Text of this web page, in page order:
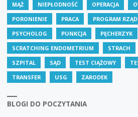
MĄŻ
NIEPŁODNOŚĆ OPERACJA
PORONIENIE
PRACA PROGRAM
PSYCHOLOG
PUNKCJA PĘCHERZYK
SCRATCHING ENDOMETRIUM
STRACH
SZPITAL
SĄD TEST CIĄŻOWY
TRANSFER
USG ZARODEK
BLOGI DO POCZYTANIA